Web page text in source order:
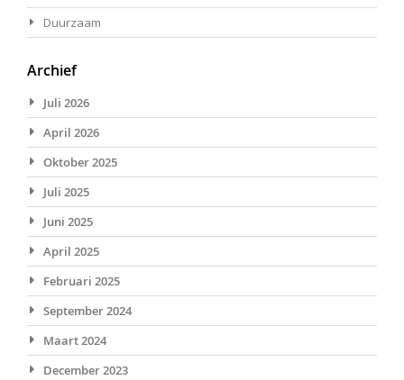
Duurzaam
Archief
Juli 2026
April 2026
Oktober 2025
Juli 2025
Juni 2025
April 2025
Februari 2025
September 2024
Maart 2024
December 2023